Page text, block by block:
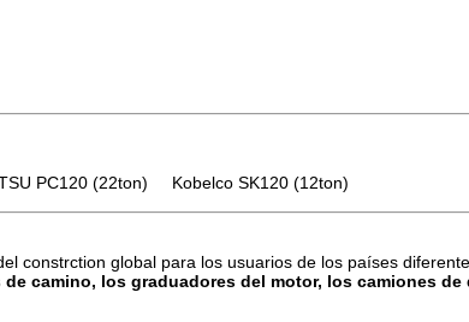
PC120 (22ton) Kobelco SK120 (12ton)
constrction global para los usuarios de los países
camino, los graduadores del motor, los camiones